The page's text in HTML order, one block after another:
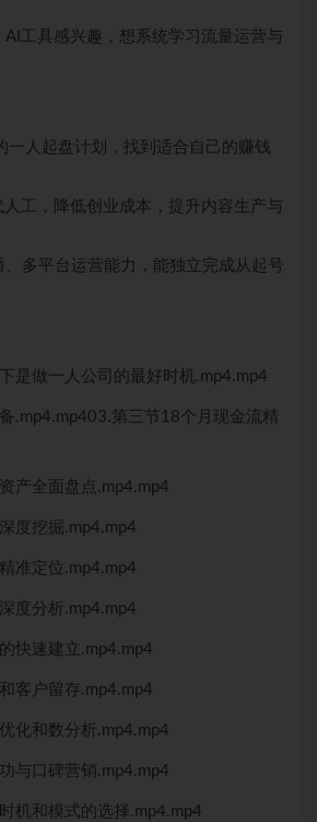
工具感兴趣，想系统学习流量运营与
一人起盘计划，找到适合自己的赚钱
工，降低创业成本，提升内容生产与
多平台运营能力，能独立完成从起号
是做一人公司的最好时机.mp4.mp4
.mp4.mp403.第三节18个月现金流精
产全面盘点.mp4.mp4
度挖掘.mp4.mp4
准定位.mp4.mp4
度分析.mp4.mp4
快速建立.mp4.mp4
客户留存.mp4.mp4
化和数分析.mp4.mp4
与口碑营销.mp4.mp4
机和模式的选择.mp4.mp4